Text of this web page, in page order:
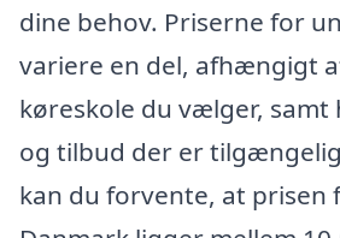
dine behov. Priserne for
variere en del, afhængigt
køreskole du vælger, samt
og tilbud der er
kan du forvente, at prisen